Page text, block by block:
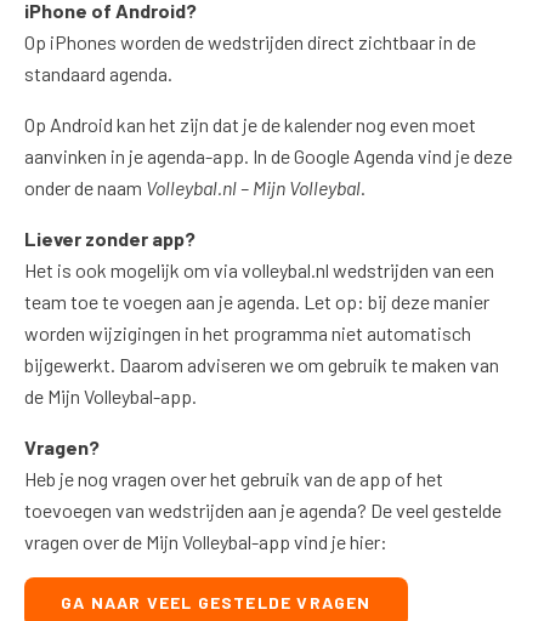
iPhone of Android?
Op iPhones worden de wedstrijden direct zichtbaar in de
standaard agenda.
Op Android kan het zijn dat je de kalender nog even moet
aanvinken in je agenda-app. In de Google Agenda vind je deze
onder de naam Volleybal.nl – Mijn Volleybal.
Liever zonder app?
Het is ook mogelijk om via volleybal.nl wedstrijden van een
team toe te voegen aan je agenda. Let op: bij deze manier
worden wijzigingen in het programma niet automatisch
bijgewerkt. Daarom adviseren we om gebruik te maken van
de Mijn Volleybal-app.
Vragen?
Heb je nog vragen over het gebruik van de app of het
toevoegen van wedstrijden aan je agenda? De veel gestelde
vragen over de Mijn Volleybal-app vind je hier:
GA NAAR VEEL GESTELDE VRAGEN